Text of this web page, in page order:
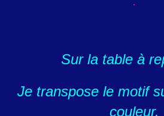
Sur la table à
Je transpose le motif
couleur.